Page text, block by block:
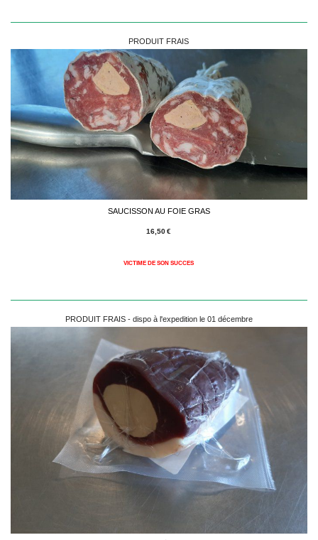
PRODUIT FRAIS
SAUCISSON AU FOIE GRAS
16,50€
VICTIME DE SON SUCCES
PRODUIT FRAIS - dispo à l'expedition le 01 décembre